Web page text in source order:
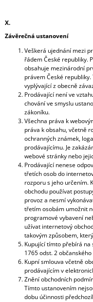
X.
Závěrečná ustanovení
Veškerá ujednání mezi
řádem České republiky.
obsahuje mezinárodní
právem České
vyplývající z obecně
Prodávající není ve
chování ve smyslu
zákoníku.
Všechna práva k
práva k obsahu, včetně
ochranných známek,
prodávajícímu. Je
webové stránky nebo
Prodávající nenese
třetích osob do
rozporu s jeho určením.
obchodu používat
provoz a nesmí
třetím osobám umožnit
programové vybavení
užívat internetový
takovým způsobem,
Kupující tímto přebírá na
1765 odst. 2
Kupní smlouva včetně
prodávajícím v
Znění obchodních
Tímto ustanovením
dobu účinnosti